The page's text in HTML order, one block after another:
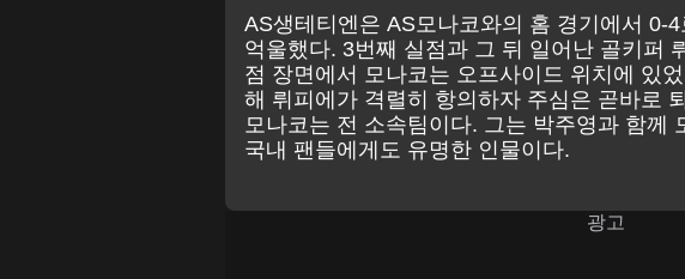
AS생테티엔은 AS모나코와의 홈 경기에서 0-
억울했다. 3번째 실점과 그 뒤 일어난 골키퍼
점 장면에서 모나코는 오프사이드 위치에 있
해 뤼피에가 격렬히 항의하자 주심은 곧바로
모나코는 전 소속팀이다. 그는 박주영과 함께
국내 팬들에게도 유명한 인물이다.
광고